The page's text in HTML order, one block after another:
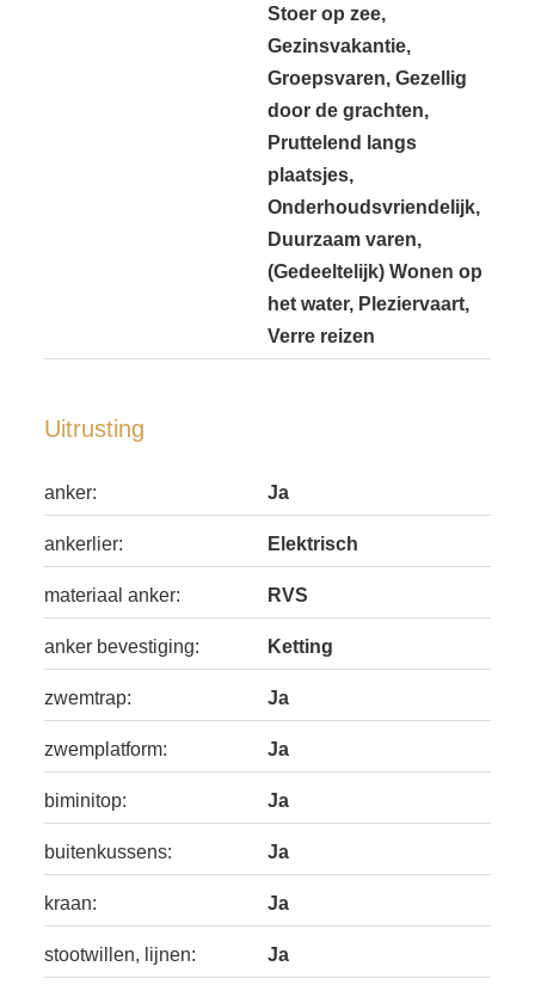
Stoer op zee,
Gezinsvakantie,
Groepsvaren, Gezellig
door de grachten,
Pruttelend langs
plaatsjes,
Onderhoudsvriendelijk,
Duurzaam varen,
(Gedeeltelijk) Wonen op
het water, Pleziervaart,
Verre reizen
Uitrusting
anker: Ja
ankerlier: Elektrisch
materiaal anker: RVS
anker bevestiging: Ketting
zwemtrap: Ja
zwemplatform: Ja
biminitop: Ja
buitenkussens: Ja
kraan: Ja
stootwillen, lijnen: Ja